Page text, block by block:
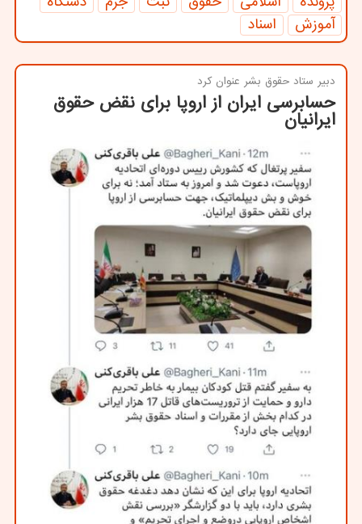
آموزش
اسناد
دبیر ستاد حقوق بشر عنوان كرد
حسابرسی ایران از اروپا برای نقض حقوق
ایرانیان